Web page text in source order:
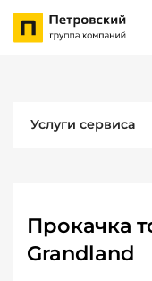
Услуги сервиса
Прокачка
Grandland